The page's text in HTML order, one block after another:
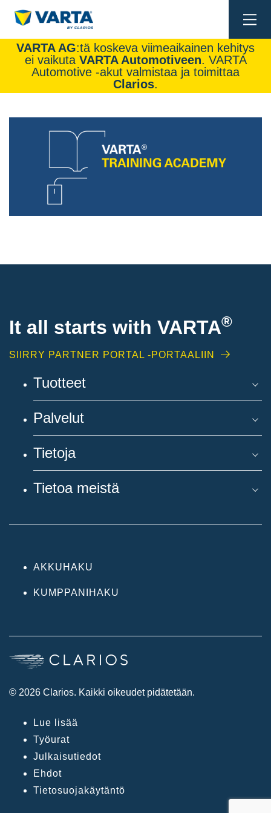
VARTA AG:tä koskeva viimeaikainen kehitys
ei vaikuta VARTA Automotiveen. VARTA
Automotive -akut valmistaa ja toimittaa
Clarios.
It all starts with VARTA®
SIIRRY PARTNER PORTAL -PORTAALIIN
Tuotteet
Palvelut
Tietoja
Tietoa meistä
AKKUHAKU
KUMPPANIHAKU
© 2026 Clarios. Kaikki oikeudet pidätetään.
Lue lisää
Työurat
Julkaisutiedot
Ehdot
Tietosuojakäytäntö